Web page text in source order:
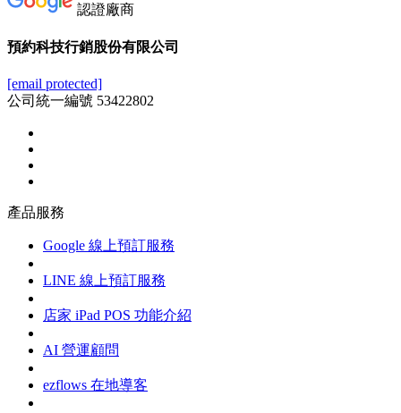
認證廠商
預約科技行銷股份有限公司
[email protected]
公司統一編號 53422802
產品服務
Google 線上預訂服務
LINE 線上預訂服務
店家 iPad POS 功能介紹
AI 營運顧問
ezflows 在地導客